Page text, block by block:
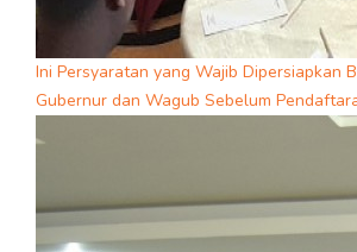
Ini Persyaratan yang Wajib Dipersiapkan
Gubernur dan Wagub Sebelum